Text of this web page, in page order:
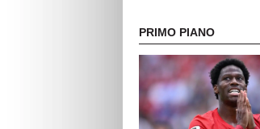
PRIMO PIANO